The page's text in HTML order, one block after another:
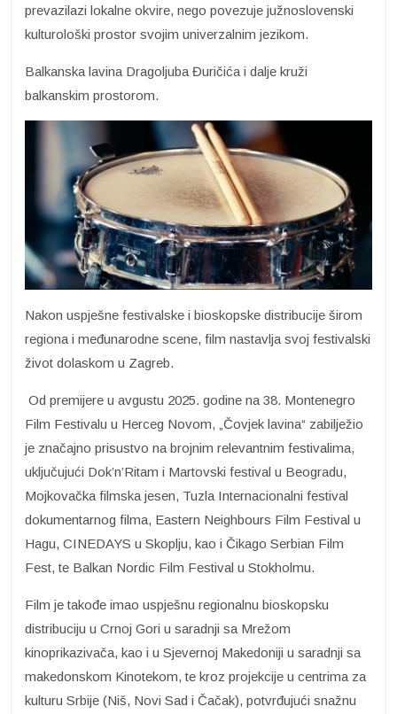
prevazilazi lokalne okvire, nego povezuje južnoslovenski
kulturološki prostor svojim univerzalnim jezikom.
Balkanska lavina Dragoljuba Đuričića i dalje kruži
balkanskim prostorom.
Nakon uspješne festivalske i bioskopske distribucije širom
regiona i međunarodne scene, film nastavlja svoj festivalski
život dolaskom u Zagreb.
Od premijere u avgustu 2025. godine na 38. Montenegro
Film Festivalu u Herceg Novom, „Čovjek lavina“ zabilježio
je značajno prisustvo na brojnim relevantnim festivalima,
uključujući Dok’n’Ritam i Martovski festival u Beogradu,
Mojkovačka filmska jesen, Tuzla Internacionalni festival
dokumentarnog filma, Eastern Neighbours Film Festival u
Hagu, CINEDAYS u Skoplju, kao i Čikago Serbian Film
Fest, te Balkan Nordic Film Festival u Stokholmu.
Film je takođe imao uspješnu regionalnu bioskopsku
distribuciju u Crnoj Gori u saradnji sa Mrežom
kinoprikazivača, kao i u Sjevernoj Makedoniji u saradnji sa
makedonskom Kinotekom, te kroz projekcije u centrima za
kulturu Srbije (Niš, Novi Sad i Čačak), potvrđujući snažnu